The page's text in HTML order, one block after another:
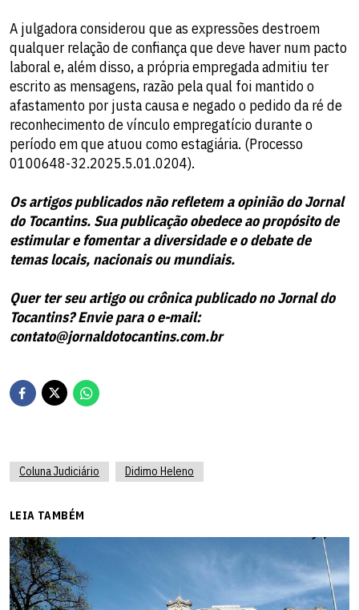
A julgadora considerou que as expressões destroem
qualquer relação de confiança que deve haver num pacto
laboral e, além disso, a própria empregada admitiu ter
escrito as mensagens, razão pela qual foi mantido o
afastamento por justa causa e negado o pedido da ré de
reconhecimento de vínculo empregatício durante o
período em que atuou como estagiária. (Processo
0100648-32.2025.5.01.0204).
Os artigos publicados não refletem a opinião do Jornal
do Tocantins. Sua publicação obedece ao propósito de
estimular e fomentar a diversidade e o debate de
temas locais, nacionais ou mundiais.
Quer ter seu artigo ou crônica publicado no Jornal do
Tocantins? Envie para o e-mail:
contato@jornaldotocantins.com.br
Coluna Judiciário Didimo Heleno
LEIA TAMBÉM